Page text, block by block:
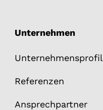
Unternehmen
Unternehmensprofil
Referenzen
Ansprechpartner